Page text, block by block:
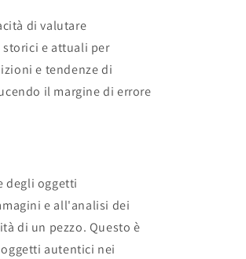
di valutare
e attuali per
e tendenze di
il margine di errore
degli oggetti
e all'analisi dei
di un pezzo. Questo è
autentici nei